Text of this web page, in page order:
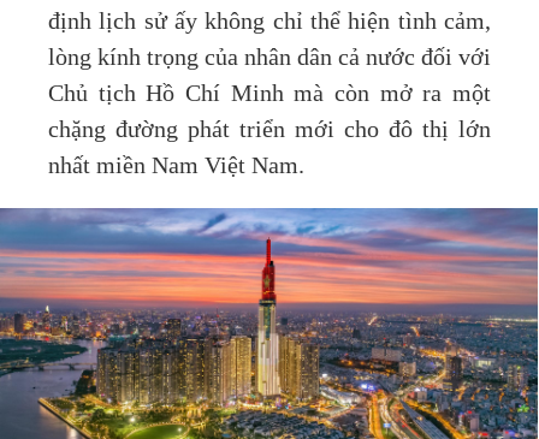
định lịch sử ấy không chỉ thể hiện tình cảm,
lòng kính trọng của nhân dân cả nước đối với
Chủ tịch Hồ Chí Minh mà còn mở ra một
chặng đường phát triển mới cho đô thị lớn
nhất miền Nam Việt Nam.